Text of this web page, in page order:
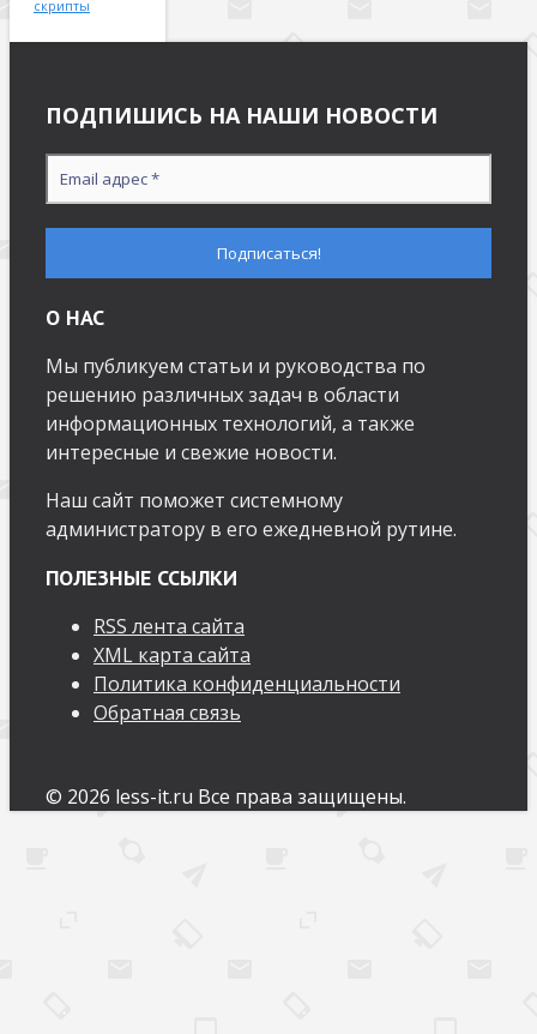
скрипты
ПОДПИШИСЬ НА НАШИ НОВОСТИ
О НАС
Мы публикуем статьи и руководства по
решению различных задач в области
информационных технологий, а также
интересные и свежие новости.
Наш сайт поможет системному
администратору в его ежедневной рутине.
ПОЛЕЗНЫЕ ССЫЛКИ
RSS лента сайта
XML карта сайта
Политика конфиденциальности
Обратная связь
© 2026 less-it.ru Все права защищены.